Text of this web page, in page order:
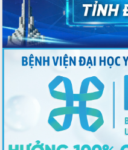
Hội nghị lần thứ tư Ban Chỉ đạo công
tác bầu cử tỉnh Đắk Lắk
Hội nghị Báo cáo viên Trung ương
tháng 01/2026
Phó Thủ tướng Hồ Quốc Dũng đánh giá
cao kết quả Chiến dịch Quang Trung
Hội nghị Ban Chấp hành Đảng bộ tỉnh
Đắk Lắk lần thứ 2 (mở rộng)
Tập trung giải phóng mặt bằng, đẩy
nhanh tiến độ Tuyến đường bộ ven